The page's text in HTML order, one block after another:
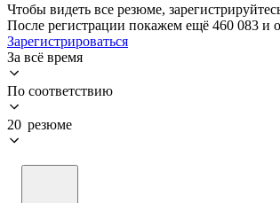
Чтобы видеть все резюме,
После регистрации покажем ещё 460 083 и
Зарегистрироваться
За всё время
По соответствию
20 резюме